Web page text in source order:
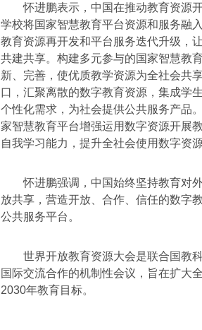
怀进鹏表示，中国在推动教育资源开
学校将国家智慧教育平台资源和服务融
教育资源再开发和平台服务迭代升级，
共建共享。构建多元参与的国家智慧教
新、完善，使优质教学资源为全社会共
口，汇聚离散的数字教育资源，集成学
个性化需求，为社会提供公共服务产品
家智慧教育平台增强运用数字资源开展
自我学习能力，提升全社会使用数字资
怀进鹏强调，中国始终坚持教育对外
放共享，营造开放、合作、信任的数字
公共服务平台。
世界开放教育资源大会是联合国教科
国际交流合作的机制性会议，旨在扩大
2030年教育目标。